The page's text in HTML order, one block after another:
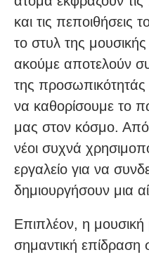
και τις πεποιθήσεις
το στυλ της
ακούμε αποτελούν
της
να καθορίσουμε το
μας στον κόσμο. Από
νέοι συχνά
εργαλείο για να
δημιουργήσουν μια
Επιπλέον, η μουσική
σημαντική επίδραση